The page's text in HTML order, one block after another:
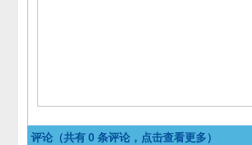
评论（共有 0 条评论，点击查看更多）